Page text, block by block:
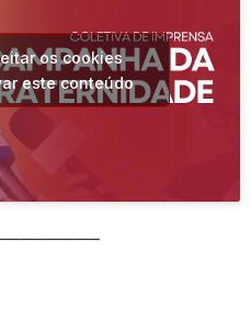
os cookies
este conteúdo